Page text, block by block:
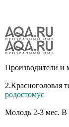
Производители и
2.Красноголовая
родостомус
Молодь 2-3 мес. В